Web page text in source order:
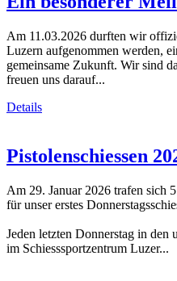
Am 11.03.2026 durften wir
Luzern aufgenommen werden,
gemeinsame Zukunft. Wir sind
freuen uns darauf...
Details
Pistolenschiessen
Am 29. Januar 2026 trafen sich
für unser erstes
Jeden letzten Donnerstag in
im Schiesssportzentrum Luzer...